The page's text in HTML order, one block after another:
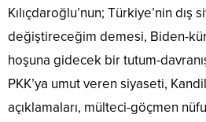
Kılıçdaroğlu’nun; Türkiye’nin dış
değiştireceğim demesi, Biden-
hoşuna gidecek bir tutum-
PKK’ya umut veren siyaseti,
açıklamaları, mülteci-göçmen